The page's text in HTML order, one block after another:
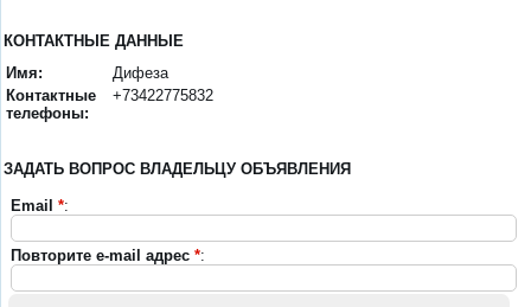
КОНТАКТНЫЕ ДАННЫЕ
Имя:
Дифеза
Контактные
телефоны:
+73422775832
ЗАДАТЬ ВОПРОС ВЛАДЕЛЬЦУ ОБЪЯВЛЕНИЯ
Email *:
Повторите e-mail адрес *: